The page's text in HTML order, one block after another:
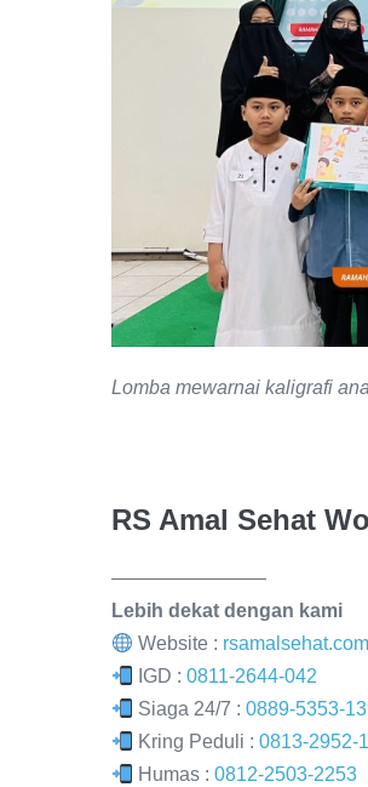
Lomba mewarnai kaligrafi
RS Amal Sehat
————————
Lebih dekat dengan kami
Website : rsamalsehat.com
IGD :0811-2644-042
Siaga 24/7 :0889-5353-
Kring Peduli :0813-2952-
Humas :0812-2503-2253